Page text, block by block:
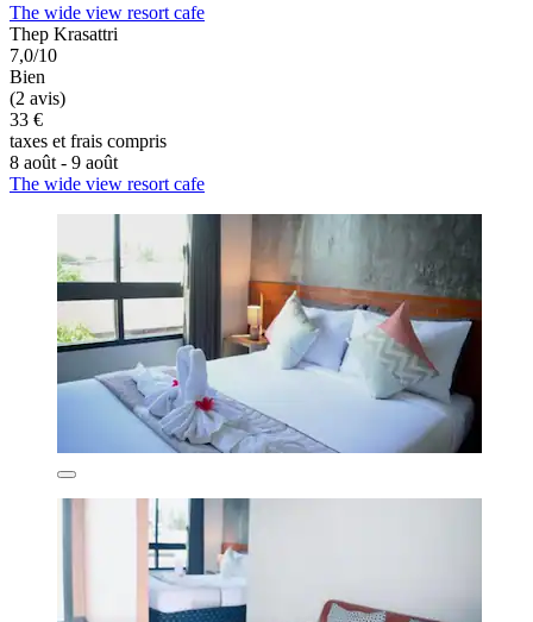
The wide view resort cafe
Thep Krasattri
7,0/10
Bien
(2 avis)
33 €
taxes et frais compris
8 août - 9 août
The wide view resort cafe